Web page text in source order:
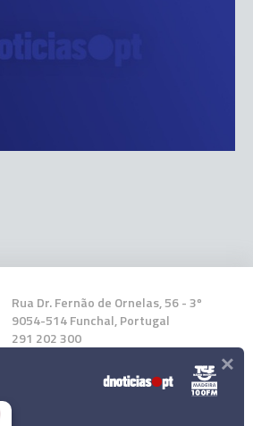
Rua Dr. Fernão de Ornelas, 56 - 3º
9054-514 Funchal, Portugal
291 202 300
Instale a nossa App ×